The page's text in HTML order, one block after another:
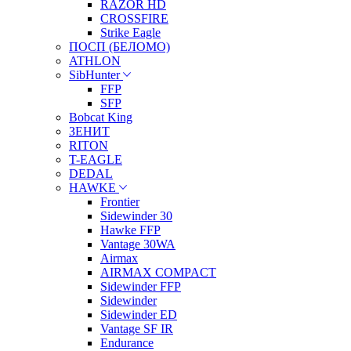
RAZOR HD
CROSSFIRE
Strike Eagle
ПОСП (БЕЛОМО)
ATHLON
SibHunter
FFP
SFP
Bobcat King
ЗЕНИТ
RITON
T-EAGLE
DEDAL
HAWKE
Frontier
Sidewinder 30
Hawke FFP
Vantage 30WA
Airmax
AIRMAX COMPACT
Sidewinder FFP
Sidewinder
Sidewinder ED
Vantage SF IR
Endurance